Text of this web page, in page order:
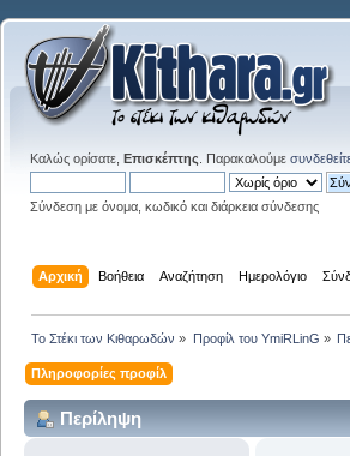
Καλώς ορίσατε, Επισκέπτης . Παρακαλούμε
Σύνδεση με όνομα, κωδικό και διάρκεια σύνδεσης
Αρχική Βοήθεια Αναζήτηση Ημερολόγιο
Το Στέκι των Κιθαρωδών » Προφίλ του YmiRLinG »
Πληροφορίες προφίλ
Περίληψη